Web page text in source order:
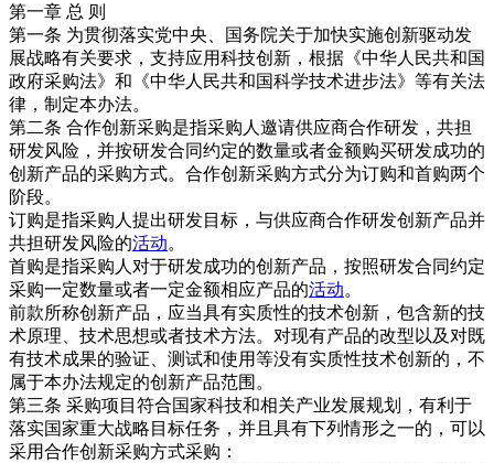
第一章 总 则
第一条 为贯彻落实党中央、国务院关于加快实施创新驱动发
展战略有关要求，支持应用科技创新，根据《中华人民共和国
政府采购法》和《中华人民共和国科学技术进步法》等有关法
律，制定本办法。
第二条 合作创新采购是指采购人邀请供应商合作研发，共担
研发风险，并按研发合同约定的数量或者金额购买研发成功的
创新产品的采购方式。合作创新采购方式分为订购和首购两个
阶段。
订购是指采购人提出研发目标，与供应商合作研发创新产品并
共担研发风险的活动。
首购是指采购人对于研发成功的创新产品，按照研发合同约定
采购一定数量或者一定金额相应产品的活动。
前款所称创新产品，应当具有实质性的技术创新，包含新的技
术原理、技术思想或者技术方法。对现有产品的改型以及对既
有技术成果的验证、测试和使用等没有实质性技术创新的，不
属于本办法规定的创新产品范围。
第三条 采购项目符合国家科技和相关产业发展规划，有利于
落实国家重大战略目标任务，并且具有下列情形之一的，可以
采用合作创新采购方式采购：